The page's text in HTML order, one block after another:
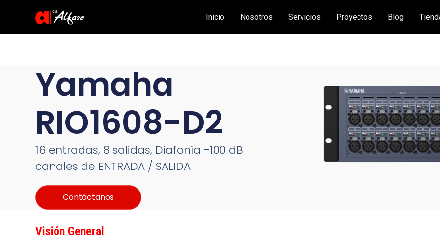
Inicio Nosotros Servicios Proyectos Blog
Yamaha
RIO1608-D2
16 entradas, 8 salidas, Diafonía -100 dB
canales de ENTRADA / SALIDA
Contáctanos
Visión General